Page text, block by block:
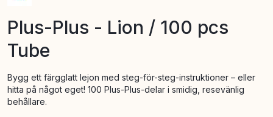
Plus-Plus - Lion / 100 pcs
Tube
Bygg ett färgglatt lejon med steg-för-steg-instruktioner – eller
hitta på något eget! 100 Plus-Plus-delar i smidig, resevänlig
behållare.